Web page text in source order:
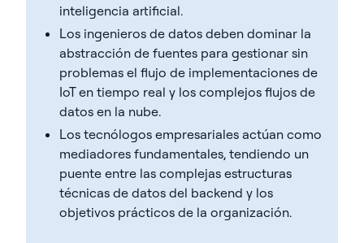
inteligencia artificial.
Los ingenieros de datos deben dominar la
abstracción de fuentes para gestionar sin
problemas el flujo de implementaciones de
IoT en tiempo real y los complejos flujos de
datos en la nube.
Los tecnólogos empresariales actúan como
mediadores fundamentales, tendiendo un
puente entre las complejas estructuras
técnicas de datos del backend y los
objetivos prácticos de la organización.